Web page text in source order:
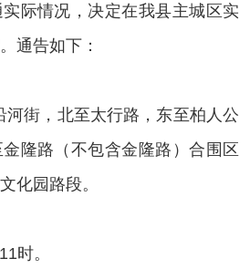
际情况，决定在我县主城区实
。 通告如下：
河街，北至太行路，东至柏人公
隆路（不包含金隆路）合围区
化园路段。
时。